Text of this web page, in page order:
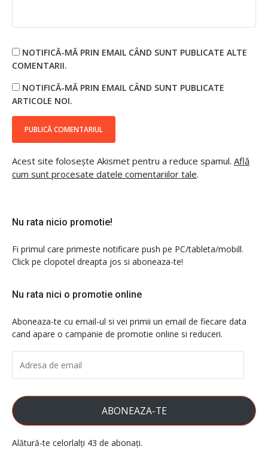
NOTIFICĂ-MĂ PRIN EMAIL CÂND SUNT PUBLICATE ALTE
COMENTARII.
NOTIFICĂ-MĂ PRIN EMAIL CÂND SUNT PUBLICATE
ARTICOLE NOI.
Acest site folosește Akismet pentru a reduce spamul. Află
cum sunt procesate datele comentariilor tale.
Nu rata nicio promotie!
Fi primul care primeste notificare push pe PC/tableta/mobill.
Click pe clopotel dreapta jos si aboneaza-te!
Nu rata nici o promotie online
Aboneaza-te cu email-ul si vei primii un email de fiecare data
cand apare o campanie de promotie online si reduceri.
DE
EMAIL
ABONEAZA-TE
Alătură-te celorlalți 43 de abonați.